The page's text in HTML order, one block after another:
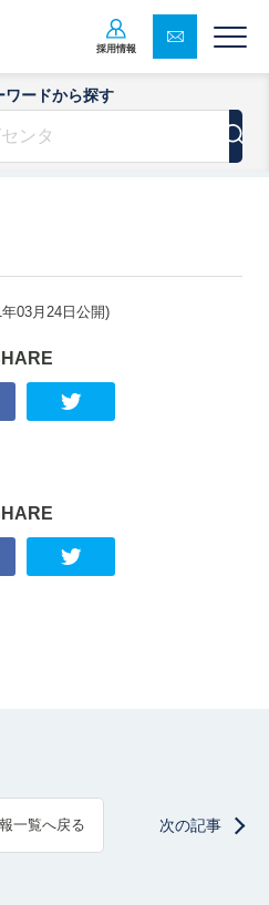
採用情報
ワードから探す
03月24日公開)
一覧へ戻る 次の記事